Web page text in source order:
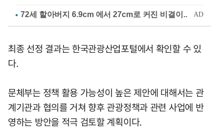
최종 선정 결과는 한국관광산업포털에서 확인할 수 있
다.
문체부는 정책 활용 가능성이 높은 제안에 대해서는 관
계기관과 협의를 거쳐 향후 관광정책과 관련 사업에 반
영하는 방안을 적극 검토할 계획이다.